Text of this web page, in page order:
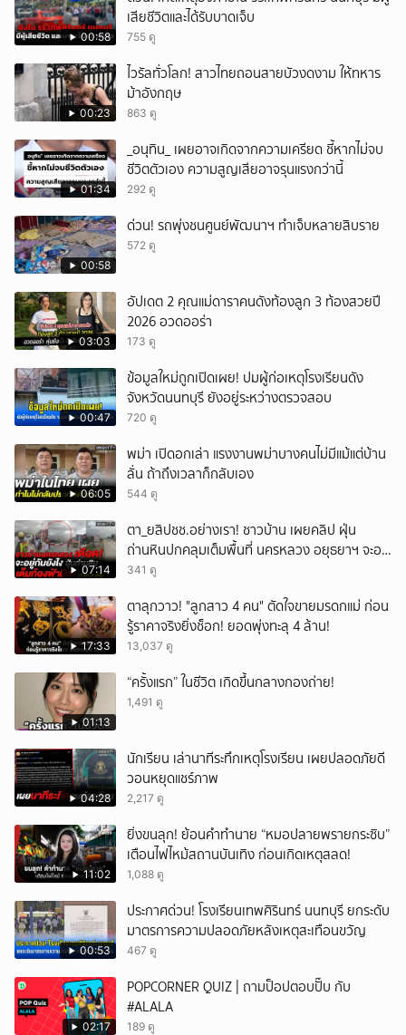
00:58
เสียชีวิตและได้รับบาดเจ็บ
755 ดู
00:23
ไวรัลทั่วโลก! สาวไทยถอนสายบัวงดงาม ให้ทหาร
ม้าอังกฤษ
863 ดู
01:34
_อนุทิน_ เผยอาจเกิดจากความเครียด ชี้หากไม่จบ
ชีวิตตัวเอง ความสูญเสียอาจรุนแรงกว่านี้
292 ดู
00:58
ด่วน! รถพุ่งชนศูนย์พัฒนาฯ ทำเจ็บหลายสิบราย
572 ดู
03:03
อัปเดต 2 คุณแม่ดาราคนดังท้องลูก 3 ท้องสวยปี
2026 อวดออร่า
173 ดู
00:47
ข้อมูลใหม่ถูกเปิดเผย! ปมผู้ก่อเหตุโรงเรียนดัง
จังหวัดนนทบุรี ยังอยู่ระหว่างตรวจสอบ
720 ดู
06:05
พม่า เปิดอกเล่า แรงงานพม่าบางคนไม่มีแม้แต่บ้าน
ลั่น ถ้าถึงเวลาก็กลับเอง
544 ดู
07:14
ตา_ยสิปชช.อย่างเรา! ชาวบ้าน เผยคลิป ฝุ่น
ถ่านหินปกคลุมเต็มพื้นที่ นครหลวง อยุธยาฯ จะอยู่
กันยังไง
341 ดู
17:33
ตาลุกวาว! "ลูกสาว 4 คน" ตัดใจขายมรดกแม่ ก่อน
รู้ราคาจริงยิ่งช็อก! ยอดพุ่งทะลุ 4 ล้าน!
13,037 ดู
01:13
“ครั้งแรก” ในชีวิต เกิดขึ้นกลางกองถ่าย!
1,491 ดู
04:28
นักเรียน เล่านาทีระทึกเหตุโรงเรียน เผยปลอดภัยดี
วอนหยุดแชร์ภาพ
2,217 ดู
11:02
ยิ่งขนลุก! ย้อนคำทำนาย “หมอปลายพรายกระซิบ”
เตือนไฟไหม้สถานบันเทิง ก่อนเกิดเหตุสลด!
1,088 ดู
00:53
ประกาศด่วน! โรงเรียนเทพศิรินทร์ นนทบุรี ยกระดับ
มาตรการความปลอดภัยหลังเหตุสะเทือนขวัญ
467 ดู
02:17
POPCORNER QUIZ | ถามป็อปตอบปั๊บ กับ
#ALALA
189 ดู
ยกเลิก